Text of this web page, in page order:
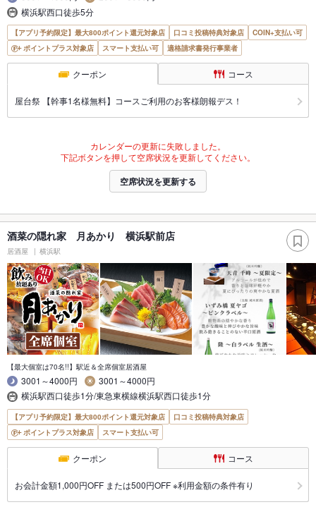
横浜駅西口徒歩5分
【アプリ予約限定】最大800ポイント還元対象店 口コミ投稿特典対象店
COIN+支払い可
ポイントプラス対象店
スマート支払い可 適格請求書発行事業者
クーポン コース
屋台祭 【幹事1名様無料】コースご利用のお客様朗報デス！
カレンダーの更新に失敗しました。
下記ボタンを押して空席状況を更新してください。
空席状況を更新する
酒菜の隠れ家 月あかり 横浜駅前店
居酒屋 横浜駅
【最大個室は70名!!】駅近＆全席個室居酒屋
3001～4000円
3001～4000円
横浜駅西口徒歩1分/東急東横線横浜駅西口徒歩1分
【アプリ予約限定】最大800ポイント還元対象店
口コミ投稿特典対象店
ポイントプラス対象店
スマート支払い可
クーポン コース
お会計金額1,000円OFF または500円OFF ※利用金額の条件有り